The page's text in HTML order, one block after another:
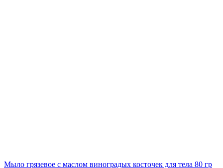
Мыло грязевое с маслом виноградых косточек для тела 80 гр